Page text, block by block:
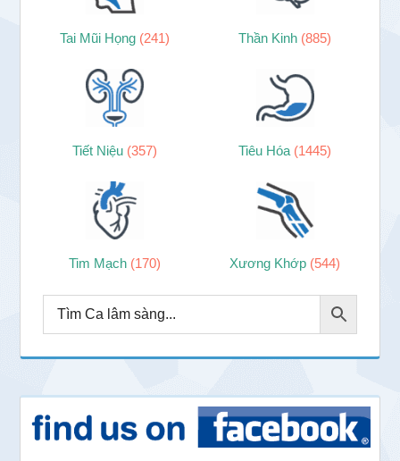
Tai Mũi Họng (241) Thần Kinh (885)
Tiết Niệu (357) Tiêu Hóa (1445)
Tim Mạch (170) Xương Khớp (544)